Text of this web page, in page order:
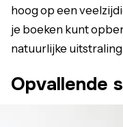
hoog op een
je boeken kunt
natuurlijke
Opvallende